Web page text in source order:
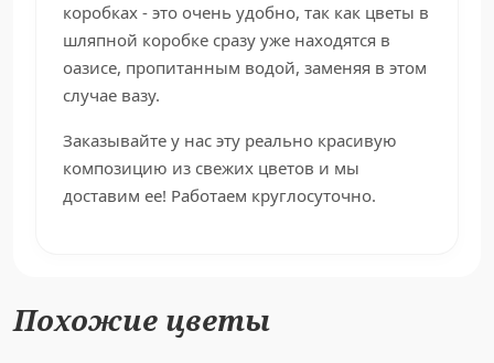
коробках - это очень удобно, так как цветы в
шляпной коробке сразу уже находятся в
оазисе, пропитанным водой, заменяя в этом
случае вазу.
Заказывайте у нас эту реально красивую
композицию из свежих цветов и мы
доставим ее! Работаем круглосуточно.
Похожие цветы